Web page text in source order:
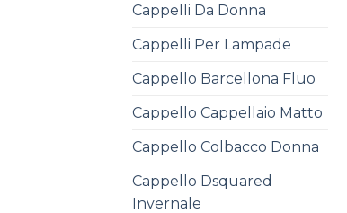
Cappelli Da Donna
Cappelli Per Lampade
Cappello Barcellona Fluo
Cappello Cappellaio Matto
Cappello Colbacco Donna
Cappello Dsquared
Invernale